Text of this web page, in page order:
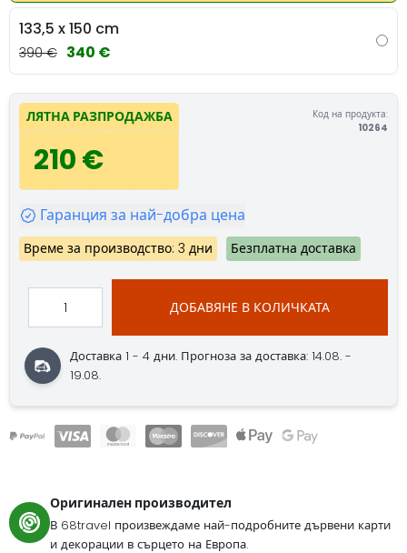
133,5 x 150 cm
390 € 340 €
ЛЯТНА РАЗПРОДАЖБА
210 €
Код на продукта:
10264
Гаранция за най-добра цена
Време за производство: 3 дни Безплатна доставка
ДОБАВЯНЕ В КОЛИЧКАТА
Доставка 1 - 4 дни. Прогноза за доставка: 14.08. -
19.08.
Оригинален производител
В 68travel произвеждаме най-подробните дървени карти
и декорации в сърцето на Европа.